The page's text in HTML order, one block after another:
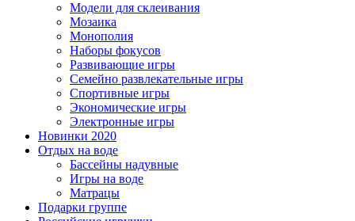
Модели для склеивания
Мозаика
Монополия
Наборы фокусов
Развивающие игры
Семейно развлекательные игры
Спортивные игры
Экономические игры
Электронные игры
Новинки 2020
Отдых на воде
Бассейны надувные
Игры на воде
Матрацы
Подарки группе